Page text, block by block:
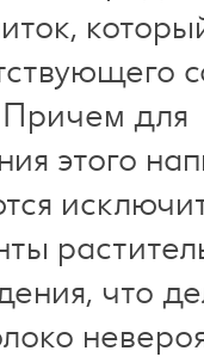
Причем для
этого
что